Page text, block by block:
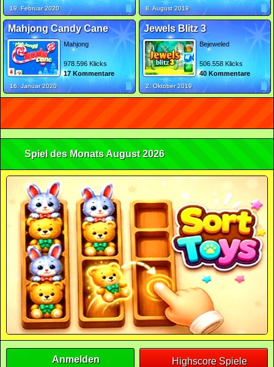
19. Februar 2020 8. August 2019
Mahjong Candy Cane
Mahjong
978.596 Klicks
17 Kommentare
16. Januar 2020
Jewels Blitz 3
Bejeweled
506.558 Klicks
40 Kommentare
2. Oktober 2019
Spiel des Monats August 2026
Anmelden Highscore Spiele